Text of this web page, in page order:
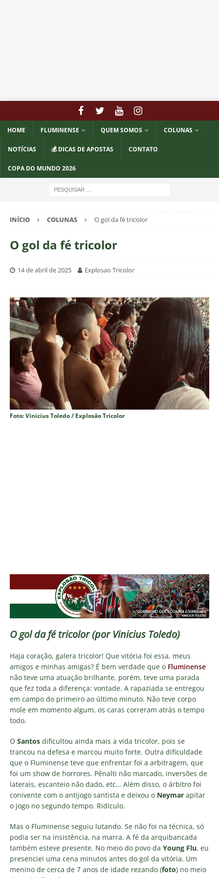
HOME FLUMINENSE QUEM SOMOS COLUNAS
NOTÍCIAS 💰 DICAS DE APOSTAS CONTATO
COPA DO MUNDO 2026
INÍCIO COLUNAS O gol da fé tricolor
O gol da fé tricolor
14 de abril de 2025 Explosao Tricolor
Foto: Vinicius Toledo / Explosão Tricolor
O gol da fé tricolor (por Vinicius Toledo)
Haja coração, galera tricolor! Que vitória foi essa, meus
amigos e minhas amigas? É bem verdade que o Fluminense
não teve uma atuação brilhante, porém, teve uma parada
que fez toda a diferença: vontade. A rapaziada se entregou
em campo do primeiro ao último minuto. Não teve corpo
mole em momento algum, os caras correram atrás o tempo
todo.
O Santos dificultou ainda mais a vida tricolor, pois se
trancou na defesa e marcou muito forte. Outra dificuldade
que o Fluminense teve que enfrentar foi a arbitragem, que
foi um show de horrores. Pênalti não marcado, inversões de
laterais, escanteio não dado, etc… Além disso, o árbitro foi
conivente com o antijogo santista e deixou o Neymar apitar
o jogo no segundo tempo. Ridículo.
Mas o Fluminense seguiu lutando. Se não foi na técnica, só
podia ser na insistência, na marra. A fé da arquibancada
também esteve presente. No meio do povo da Young Flu, eu
presenciei uma cena minutos antes do gol da vitória. Um
menino de cerca de 7 anos de idade rezando (foto) no meio